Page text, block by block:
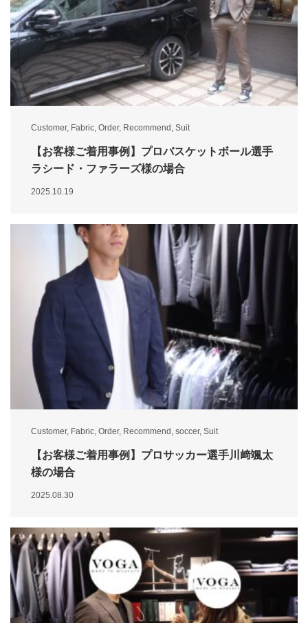
Customer, Fabric, Order, Recommend , Suit
【お客様ご着用事例】プロバスケットボール選手
ラシード・ファラーズ様の場合
2025.10.19
Customer, Fabric Order, Recommend soccer, Suit
【お客様ご着用事例】プロサッカー選手川﨑颯太
様の場合
2025.08.30